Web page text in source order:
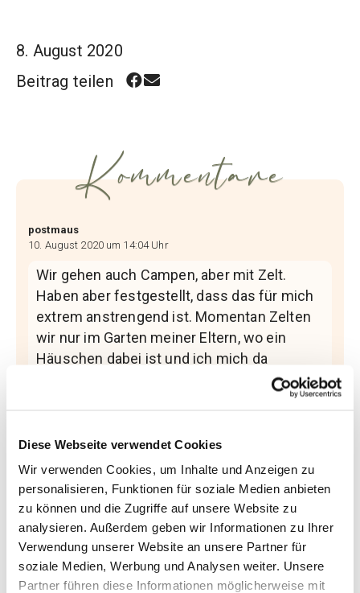
Diese Webseite verwendet Cookies
Wir verwenden Cookies, um Inhalte und Anzeigen zu
personalisieren, Funktionen für soziale Medien anbieten
zu können und die Zugriffe auf unsere Website zu
analysieren. Außerdem geben wir Informationen zu Ihrer
Verwendung unserer Website an unsere Partner für
soziale Medien, Werbung und Analysen weiter. Unsere
Partner führen diese Informationen möglicherweise mit
8. August 2020
Beitrag teilen
Kommentare
postmaus
10. August 2020 um 14:04 Uhr
Wir gehen auch Campen, aber mit Zelt.
Haben aber festgestellt, dass das für mich
extrem anstrengend ist. Momentan Zelten
wir nur im Garten meiner Eltern, wo ein
Häuschen dabei ist und ich mich da
Pandemie geht ja grad eh nichts anderes.
haben, wo wir drinn schlafen können, mit
Zum waschen der Kompression habe ich
eine Faltschüssel und Wäscheleine mit
Wäscheklammern dran und zum Füße hoch
legen einen sehr bequemen Fußfalthocker.
Antworten